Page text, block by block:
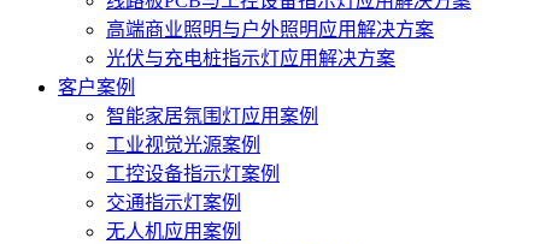
高端商业照明与户外照明应用解决方案
光伏与充电桩指示灯应用解决方案
客户案例
智能家居氛围灯应用案例
工业视觉光源案例
工控设备指示灯案例
交通指示灯案例
无人机应用案例